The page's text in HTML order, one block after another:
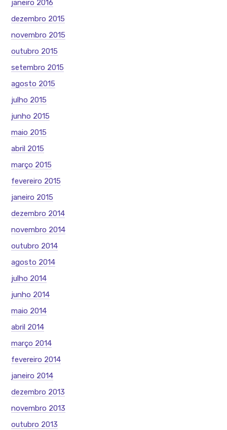
janeiro 2016
dezembro 2015
novembro 2015
outubro 2015
setembro 2015
agosto 2015
julho 2015
junho 2015
maio 2015
abril 2015
março 2015
fevereiro 2015
janeiro 2015
dezembro 2014
novembro 2014
outubro 2014
agosto 2014
julho 2014
junho 2014
maio 2014
abril 2014
março 2014
fevereiro 2014
janeiro 2014
dezembro 2013
novembro 2013
outubro 2013